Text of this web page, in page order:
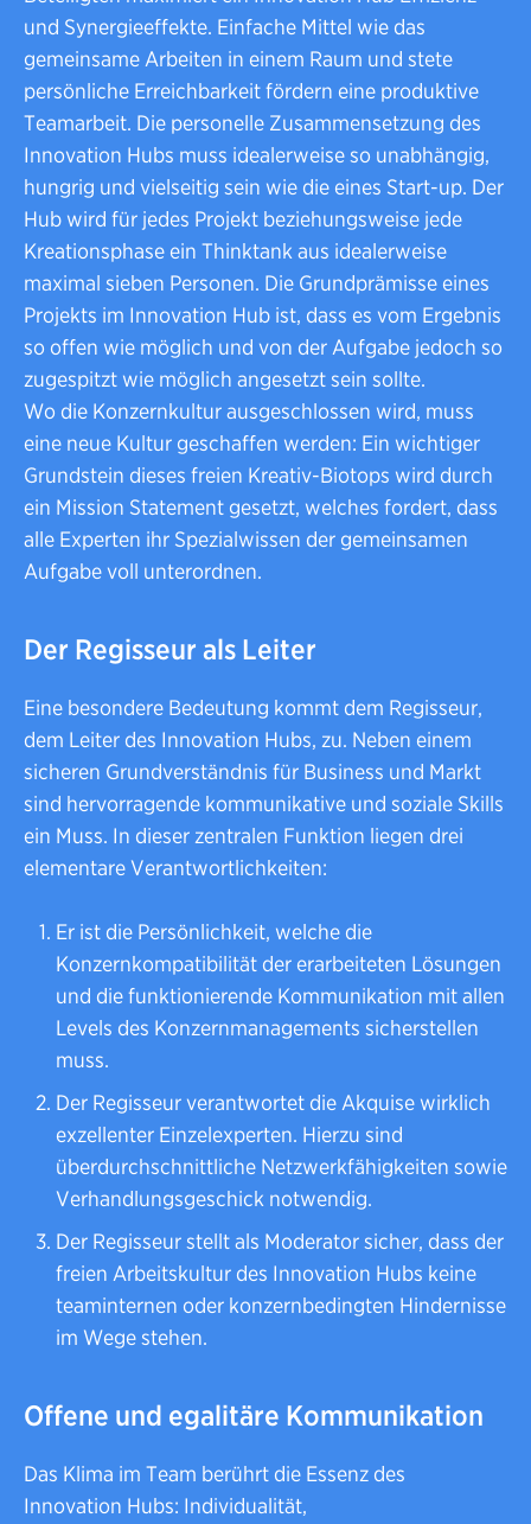
und Synergieeffekte. Einfache Mittel wie das
gemeinsame Arbeiten in einem Raum und stete
persönliche Erreichbarkeit fördern eine produktive
Teamarbeit. Die personelle Zusammensetzung des
Innovation Hubs muss idealerweise so unabhängig,
hungrig und vielseitig sein wie die eines Start-up. Der
Hub wird für jedes Projekt beziehungsweise jede
Kreationsphase ein Thinktank aus idealerweise
maximal sieben Personen. Die Grundprämisse eines
Projekts im Innovation Hub ist, dass es vom Ergebnis
so offen wie möglich und von der Aufgabe jedoch so
zugespitzt wie möglich angesetzt sein sollte.
Wo die Konzernkultur ausgeschlossen wird, muss
eine neue Kultur geschaffen werden: Ein wichtiger
Grundstein dieses freien Kreativ-Biotops wird durch
ein Mission Statement gesetzt, welches fordert, dass
alle Experten ihr Spezialwissen der gemeinsamen
Aufgabe voll unterordnen.
Der Regisseur als Leiter
Eine besondere Bedeutung kommt dem Regisseur,
dem Leiter des Innovation Hubs, zu. Neben einem
sicheren Grundverständnis für Business und Markt
sind hervorragende kommunikative und soziale Skills
ein Muss. In dieser zentralen Funktion liegen drei
elementare Verantwortlichkeiten:
Er ist die Persönlichkeit, welche die
Konzernkompatibilität der erarbeiteten Lösungen
und die funktionierende Kommunikation mit allen
Levels des Konzernmanagements sicherstellen
muss.
Der Regisseur verantwortet die Akquise wirklich
exzellenter Einzelexperten. Hierzu sind
überdurchschnittliche Netzwerkfähigkeiten sowie
Verhandlungsgeschick notwendig.
Der Regisseur stellt als Moderator sicher, dass der
freien Arbeitskultur des Innovation Hubs keine
teaminternen oder konzernbedingten Hindernisse
im Wege stehen.
Offene und egalitäre Kommunikation
Das Klima im Team berührt die Essenz des
Innovation Hubs: Individualität,